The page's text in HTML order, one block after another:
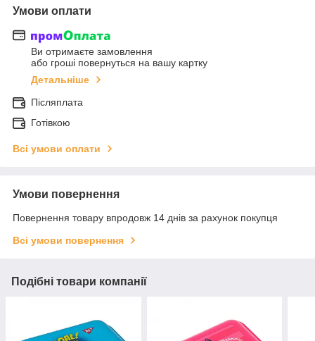
Умови оплати
Ви отримаєте замовлення
або гроші повернуться на вашу картку
Детальніше
Післяплата
Готівкою
Всі умови оплати
Умови повернення
Повернення товару впродовж 14 днів за рахунок покупця
Всі умови повернення
Подібні товари компанії